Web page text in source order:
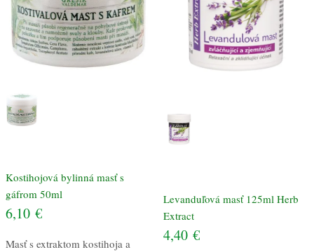
Kostihojová bylinná masť s
gáfrom 50ml
6,10 €
Masť s extraktom kostihoja a
Levanduľová masť 125ml Herb
Extract
4,40 €